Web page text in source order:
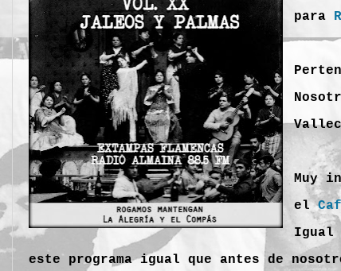
para
Muy
el
Igual
este programa igual que antes de